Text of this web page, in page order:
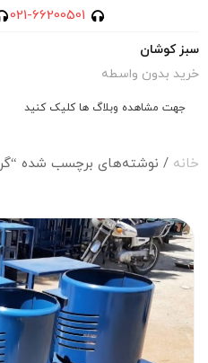
021-66200501
سبز کوشان
خرید بدون واسطه
جهت مشاهده وبلاگ ها کلیک کنید
خانه / نوشته‌های برچسب شده